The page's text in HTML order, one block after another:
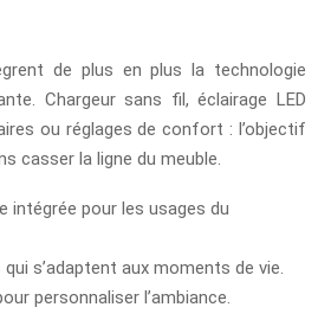
de plus en plus la technologie
Chargeur sans fil, éclairage LED
ou réglages de confort : l’objectif
casser la ligne du meuble.
intégrée pour les usages du
s’adaptent aux moments de vie.
personnaliser l’ambiance.